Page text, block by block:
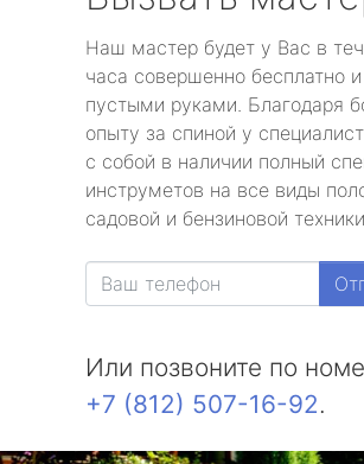
Наш мастер будет у Вас в
часа совершенно бесплатно
пустыми руками. Благодаря
опыту за спиной у
с собой в наличии полный
инструметов на все виды
садовой и бензиновой
Или позвоните по
+7 (812) 507-16-92.